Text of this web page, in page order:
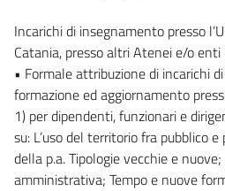
Incarichi di insegnamento presso
Catania, presso altri Atenei e/o enti
• Formale attribuzione di incarichi
formazione ed aggiornamento
1) per dipendenti, funzionari e
su: L’uso del territorio fra pubblico
della p.a. Tipologie vecchie e
amministrativa; Tempo e nuove